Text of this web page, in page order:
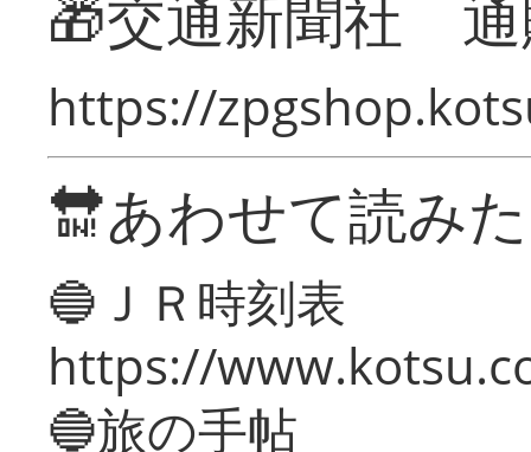
🎁交通新聞社
https://
🔛あわせて読み
🔵ＪＲ時刻表
https://
🔵旅の手帖